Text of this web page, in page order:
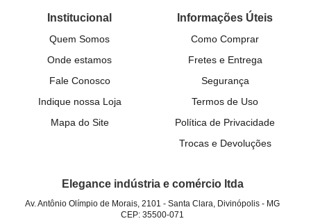
Institucional
Quem Somos
Onde estamos
Fale Conosco
Indique nossa Loja
Mapa do Site
Informações Úteis
Como Comprar
Fretes e Entrega
Segurança
Termos de Uso
Política de Privacidade
Trocas e Devoluções
Elegance indústria e comércio ltda
Av. Antônio Olímpio de Morais, 2101 -Santa Clara, Divinópolis - MG
CEP: 35500-071